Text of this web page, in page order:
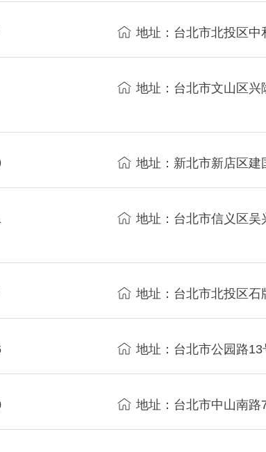
地址：台北市北投区中
地址：台北市文山区兴
地址：新北市新店区建
地址：台北市信义区吴
地址：台北市北投区石
地址：台北市公园路13
地址：台北市中山南路